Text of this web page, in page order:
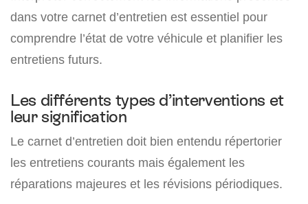
dans votre carnet d’entretien est essentiel pour
comprendre l’état de votre véhicule et planifier les
entretiens futurs.
Les différents types d’interventions et
leur signification
Le carnet d’entretien doit bien entendu répertorier
les entretiens courants mais également les
réparations majeures et les révisions périodiques.